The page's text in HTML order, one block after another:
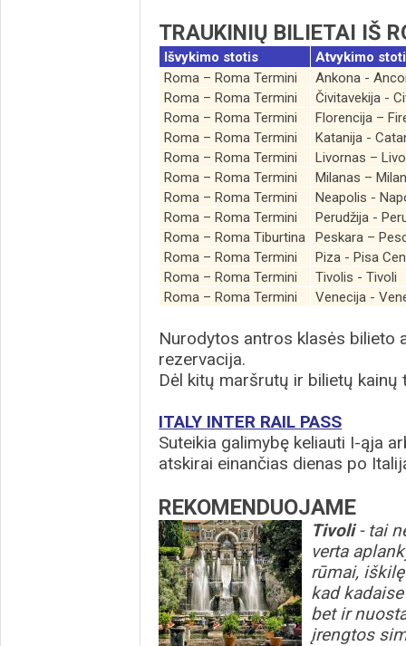
TRAUKINIŲ BILIETAI IŠ
Išvykimo stotis
Atvykimo
Roma – Roma Termini
Ankona -
Roma – Roma Termini
Čivitavekija -
Roma – Roma Termini
Florencija –
Roma – Roma Termini
Katanija -
Roma – Roma Termini
Livornas –
Roma – Roma Termini
Milanas –
Roma – Roma Termini
Neapolis -
Roma – Roma Termini
Perudžija -
Roma – Roma Tiburtina
Peskara –
Roma – Roma Termini
Piza - Pisa
Roma – Roma Termini
Tivolis - Tivoli
Roma – Roma Termini
Venecija -
Nurodytos antros klasės bilieto
rezervacija.
Dėl kitų maršrutų ir bilietų
ITALY INTER RAIL PASS
Suteikia galimybę keliauti I-ąja
atskirai einančias dienas po
REKOMENDUOJAME
Tivoli- tai
verta
rūmai,
kad
bet ir
įrengtos